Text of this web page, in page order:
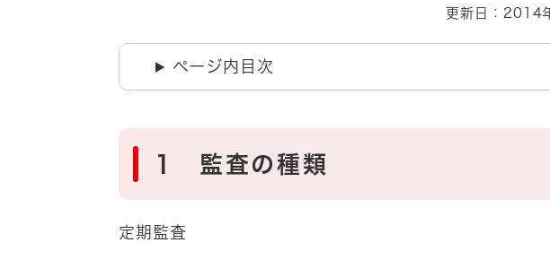
道路・河川・交通
更新日：2014
ページ内目次
1 監査の種類
定期監査